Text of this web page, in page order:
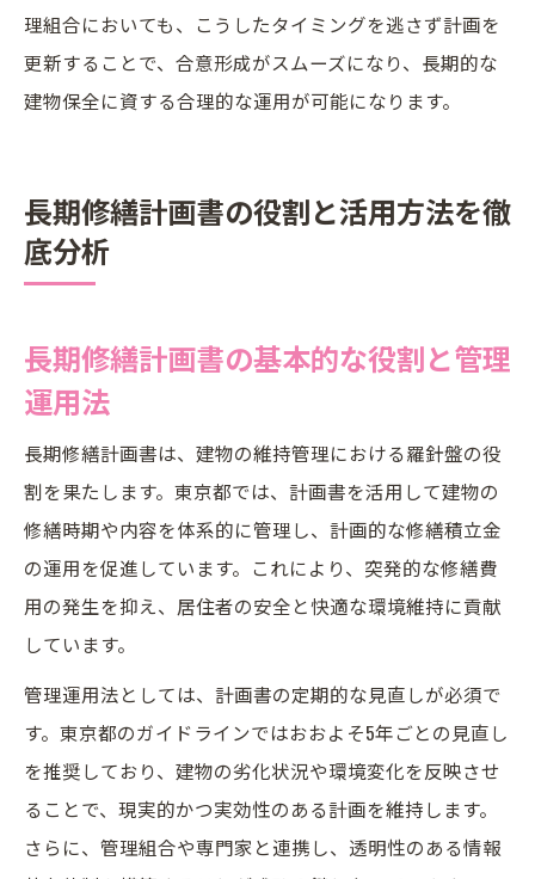
理組合においても、こうしたタイミングを逃さず計画を
更新することで、合意形成がスムーズになり、長期的な
建物保全に資する合理的な運用が可能になります。
長期修繕計画書の役割と活用方法を徹
底分析
長期修繕計画書の基本的な役割と管理
運用法
長期修繕計画書は、建物の維持管理における羅針盤の役
割を果たします。東京都では、計画書を活用して建物の
修繕時期や内容を体系的に管理し、計画的な修繕積立金
の運用を促進しています。これにより、突発的な修繕費
用の発生を抑え、居住者の安全と快適な環境維持に貢献
しています。
管理運用法としては、計画書の定期的な見直しが必須で
す。東京都のガイドラインではおおよそ5年ごとの見直し
を推奨しており、建物の劣化状況や環境変化を反映させ
ることで、現実的かつ実効性のある計画を維持します。
さらに、管理組合や専門家と連携し、透明性のある情報